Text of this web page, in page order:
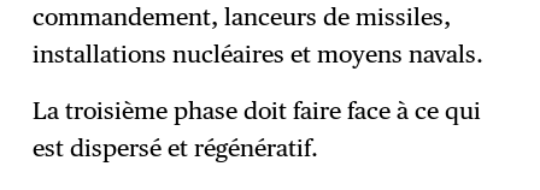
commandement, lanceurs de missiles,
installations nucléaires et moyens navals.
La troisième phase doit faire face à ce qui
est dispersé et régénératif.